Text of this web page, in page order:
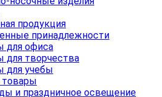
продукция
принадлежности
для офиса
для творчества
для учебы
товары
и праздничное освещение